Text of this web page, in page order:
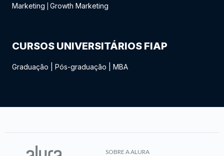
Marketing
Growth Marketing
CURSOS UNIVERSITÁRIOS FIAP
Graduação Pós-graduação MBA
SOBRE A ALURA